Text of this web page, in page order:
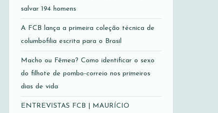
salvar 194 homens
A FCB lança a primeira coleção técnica de
columbofilia escrita para o Brasil
Macho ou Fêmea? Como identificar o sexo
do filhote de pombo-correio nos primeiros
dias de vida
ENTREVISTAS FCB | MAURÍCIO